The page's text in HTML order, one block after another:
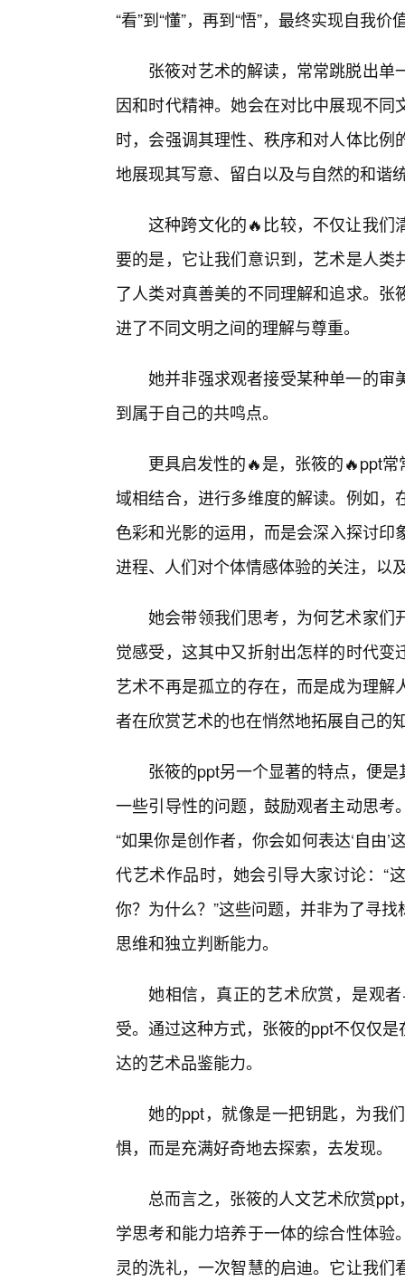
“看”到“懂”，再到“悟”，最终实现自我价
张筱对艺术的解读，常常跳脱出
因和时代精神。她会在对比中展现不
时，会强调其理性、秩序和对人体比
地展现其写意、留白以及与自然的和谐
这种跨文化的🔥比较，不仅让我们
要的是，它让我们意识到，艺术是人
了人类对真善美的不同理解和追求。
进了不同文明之间的理解与尊重。
她并非强求观者接受某种单一的审
到属于自己的共鸣点。
更具启发性的🔥是，张筱的🔥ppt
域相结合，进行多维度的解读。例如
色彩和光影的运用，而是会深入探讨
进程、人们对个体情感体验的关注，以
她会带领我们思考，为何艺术家们
觉感受，这其中又折射出怎样的时代
艺术不再是孤立的存在，而是成为理
者在欣赏艺术的也在悄然地拓展自己的
张筱的ppt另一个显著的特点，便
一些引导性的问题，鼓励观者主动思
“如果你是创作者，你会如何表达‘自由
代艺术作品时，她会引导大家讨论：“
你？为什么？”这些问题，并非为了寻
思维和独立判断能力。
她相信，真正的艺术欣赏，是观
受。通过这种方式，张筱的ppt不仅仅
达的艺术品鉴能力。
她的ppt，就像是一把钥匙，为我
惧，而是充满好奇地去探索，去发现。
总而言之，张筱的人文艺术欣赏
学思考和能力培养于一体的综合性体
灵的洗礼，一次智慧的启迪。它让我